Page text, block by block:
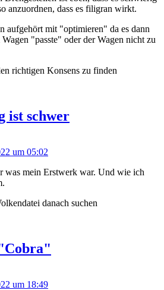
anzuordnen, dass es filigran wirkt.
aufgehört mit "optimieren" da es dann
"passte" oder der Wagen nicht zu
richtigen Konsens zu finden
ist schwer
um 05:02
was mein Erstwerk war. Und wie ich
danach suchen
um 18:49